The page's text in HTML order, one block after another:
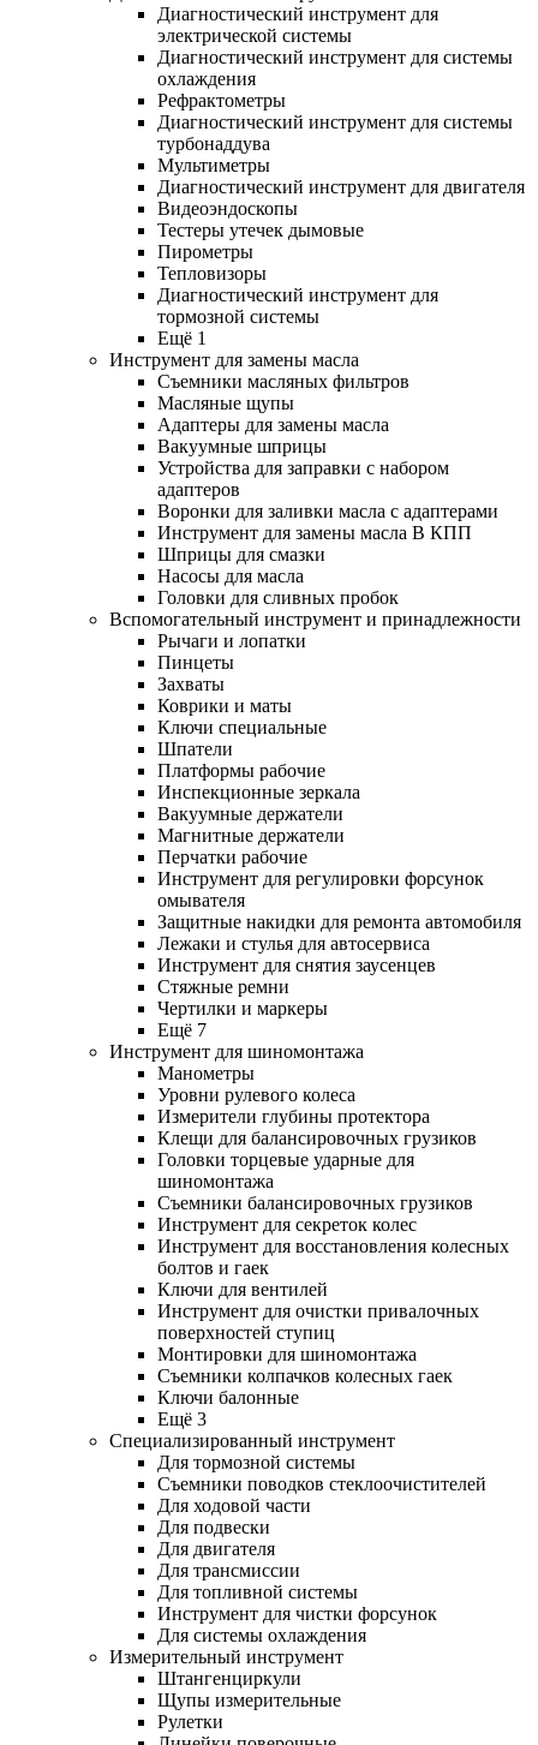
Диагностический инструмент для
электрической системы
Диагностический инструмент для системы
охлаждения
Рефрактометры
Диагностический инструмент для системы
турбонаддува
Мультиметры
Диагностический инструмент для двигателя
Видеоэндоскопы
Тестеры утечек дымовые
Пирометры
Тепловизоры
Диагностический инструмент для
тормозной системы
Ещё 1
Инструмент для замены масла
Съемники масляных фильтров
Масляные щупы
Адаптеры для замены масла
Вакуумные шприцы
Устройства для заправки с набором
адаптеров
Воронки для заливки масла с адаптерами
Инструмент для замены масла В КПП
Шприцы для смазки
Насосы для масла
Головки для сливных пробок
Вспомогательный инструмент и принадлежности
Рычаги и лопатки
Пинцеты
Захваты
Коврики и маты
Ключи специальные
Шпатели
Платформы рабочие
Инспекционные зеркала
Вакуумные держатели
Магнитные держатели
Перчатки рабочие
Инструмент для регулировки форсунок
омывателя
Защитные накидки для ремонта автомобиля
Лежаки и стулья для автосервиса
Инструмент для снятия заусенцев
Стяжные ремни
Чертилки и маркеры
Ещё 7
Инструмент для шиномонтажа
Манометры
Уровни рулевого колеса
Измерители глубины протектора
Клещи для балансировочных грузиков
Головки торцевые ударные для
шиномонтажа
Съемники балансировочных грузиков
Инструмент для секреток колес
Инструмент для восстановления колесных
болтов и гаек
Ключи для вентилей
Инструмент для очистки привалочных
поверхностей ступиц
Монтировки для шиномонтажа
Съемники колпачков колесных гаек
Ключи балонные
Ещё 3
Специализированный инструмент
Для тормозной системы
Съемники поводков стеклоочистителей
Для ходовой части
Для подвески
Для двигателя
Для трансмиссии
Для топливной системы
Инструмент для чистки форсунок
Для системы охлаждения
Измерительный инструмент
Штангенциркули
Щупы измерительные
Рулетки